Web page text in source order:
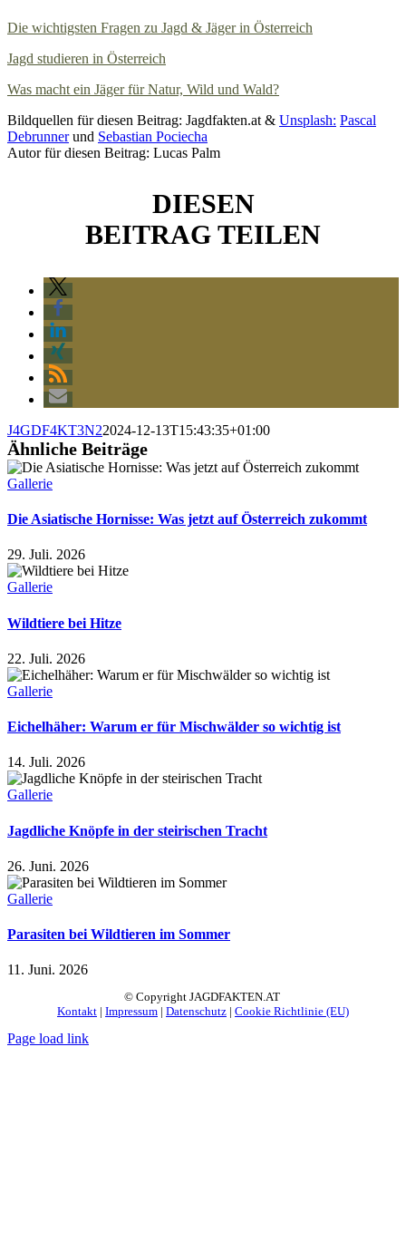
Die wichtigsten Fragen zu Jagd & Jäger in Österreich
Jagd studieren in Österreich
Was macht ein Jäger für Natur, Wild und Wald?
Bildquellen für diesen Beitrag: Jagdfakten.at & Unsplash: Pascal
Debrunnerund Sebastian Pociecha
Autor für diesen Beitrag: Lucas Palm
DIESEN
BEITRAG TEILEN
J4GDF4KT3N22024-12-13T15:43:35+01:00
Ähnliche Beiträge
Gallerie
Die Asiatische Hornisse: Was jetzt auf Österreich zukommt
29. Juli. 2026
Gallerie
Wildtiere bei Hitze
22. Juli. 2026
Gallerie
Eichelhäher: Warum er für Mischwälder so wichtig ist
14. Juli. 2026
Gallerie
Jagdliche Knöpfe in der steirischen Tracht
26. Juni. 2026
Gallerie
Parasiten bei Wildtieren im Sommer
11. Juni. 2026
© Copyright JAGDFAKTEN.AT
Kontakt | Impressum | Datenschutz | Cookie Richtlinie (EU)
Page load link